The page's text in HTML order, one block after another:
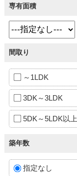
専有面積
間取り
～1LDK
3DK～3LDK
5DK～5LDK以上
築年数
指定なし